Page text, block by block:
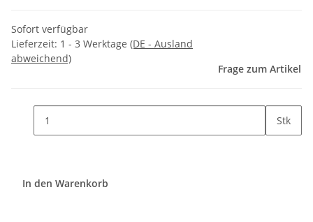
Sofort verfügbar
Lieferzeit: 1 - 3 Werktage (DE - Ausland
abweichend)
Frage zum Artikel
Stk
In den Warenkorb